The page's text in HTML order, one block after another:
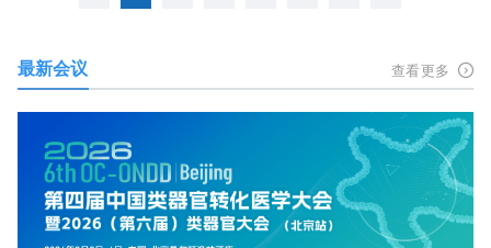
最新会议 查看更多